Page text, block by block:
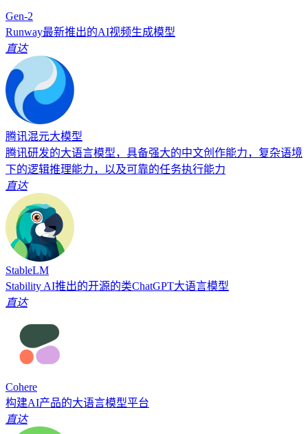
Gen-2
Runway最新推出的AI视频生成模型
直达
腾讯混元大模型
腾讯研发的大语言模型，具备强大的中文创作能力，复杂语境
下的逻辑推理能力，以及可靠的任务执行能力
直达
StableLM
Stability AI推出的开源的类ChatGPT大语言模型
直达
Cohere
构建AI产品的大语言模型平台
直达